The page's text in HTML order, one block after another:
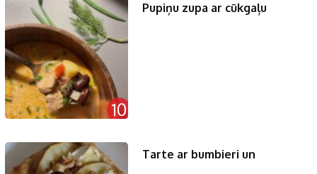
10
Pupiņu zupa ar cūkgaļu
Tarte ar bumbieri un